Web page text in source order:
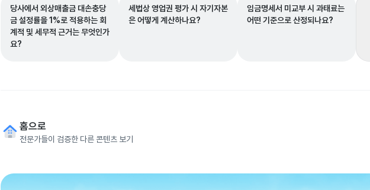
당사에서 외상매출금 대손충당
금 설정률을 1%로 적용하는 회
계적 및 세무적 근거는 무엇인가
요?
세법상 영업권 평가 시 자기자본
은 어떻게 계산하나요?
임금명세서 미교부 시 과태료는
어떤 기준으로 산정되나요?
홈으로
전문가들이 검증한 다른 콘텐츠 보기